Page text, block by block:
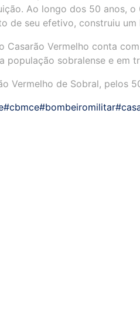
Ao longo dos 50 anos,
de seu efetivo, construiu
Casarão Vermelho conta
população sobralense e em
Vermelho de Sobral, pelos
#cbmce#bombeiromilitar